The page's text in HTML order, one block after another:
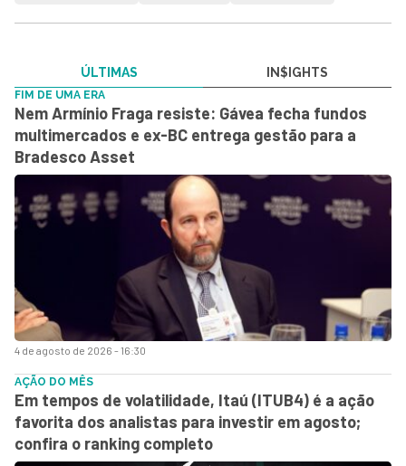
ÚLTIMAS IN$IGHTS
4 de agosto de 2026 - 16:30
FIM DE UMA ERA
Nem Armínio Fraga resiste: Gávea fecha fundos
multimercados e ex-BC entrega gestão para a
Bradesco Asset
AÇÃO DO MÊS
Em tempos de volatilidade, Itaú (ITUB4) é a ação
favorita dos analistas para investir em agosto;
confira o ranking completo